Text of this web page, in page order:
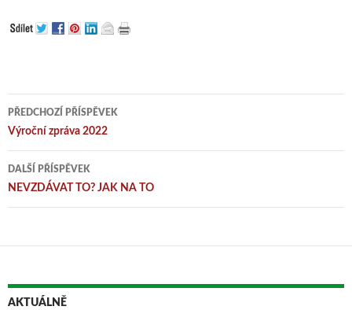
Navigace
pro
příspěvky
PŘEDCHOZÍ PŘÍSPĚVEK
Výroční zpráva 2022
DALŠÍ PŘÍSPĚVEK
NEVZDÁVAT TO? JAK NA TO
AKTUÁLNĚ